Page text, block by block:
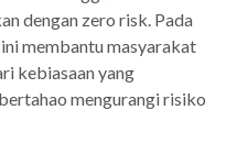
dengan zero risk. Pada
membantu masyarakat
kebiasaan yang
mengurangi risiko